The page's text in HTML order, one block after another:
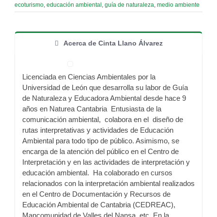
ecoturismo, educación ambiental , guía de naturaleza, medio ambiente
Acerca de Cinta Llano Álvarez
Licenciada en Ciencias Ambientales por la
Universidad de León que desarrolla su labor de Guía
de Naturaleza y Educadora Ambiental desde hace 9
años en Naturea Cantabria Entusiasta de la
comunicación ambiental, colabora en el diseño de
rutas interpretativas y actividades de Educación
Ambiental para todo tipo de público. Asimismo, se
encarga de la atención del público en el Centro de
Interpretación y en las actividades de interpretación y
educación ambiental. Ha colaborado en cursos
relacionados con la interpretación ambiental realizados
en el Centro de Documentación y Recursos de
Educación Ambiental de Cantabria (CEDREAC),
Mancomunidad de Valles del Nansa, etc. En la